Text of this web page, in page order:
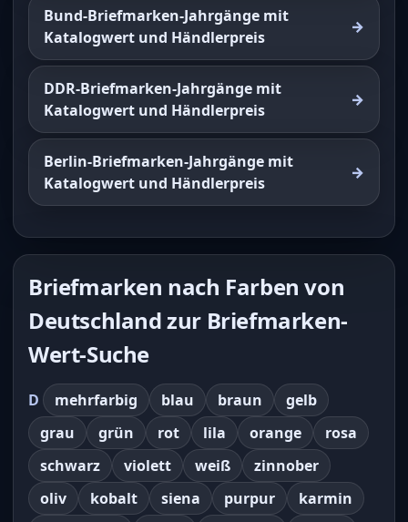
Bund-Briefmarken-Jahrgänge mit
Katalogwert und Händlerpreis
DDR-Briefmarken-Jahrgänge mit
Katalogwert und Händlerpreis
Berlin-Briefmarken-Jahrgänge mit
Katalogwert und Händlerpreis
Briefmarken nach Farben von
Deutschland zur Briefmarken-
Wert-Suche
D mehrfarbig blau braun
gelb
grau
grün rot lila orange
rosa
schwarz
violett weiß
zinnober
oliv
kobalt siena purpur
karmin